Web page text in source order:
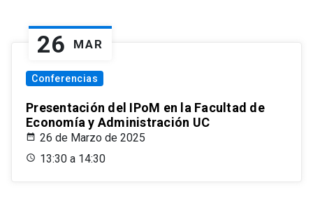
26 MAR
Conferencias
Presentación del IPoM en la Facultad de
Economía y Administración UC
26 de Marzo de 2025
13:30 a 14:30